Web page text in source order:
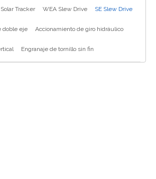
Tracker WEA Slew Drive SE Slew Drive
doble eje Accionamiento de giro hidráulico
Engranaje de tornillo sin fin